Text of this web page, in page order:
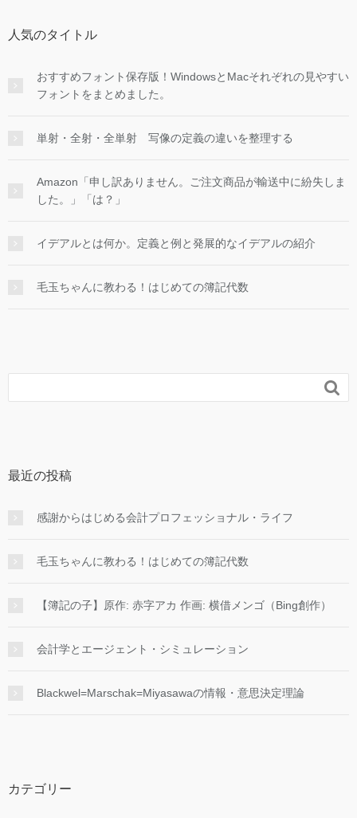
人気のタイトル
おすすめフォント保存版！WindowsとMacそれぞれの見やすい
フォントをまとめました。
単射・全射・全単射 写像の定義の違いを整理する
Amazon「申し訳ありません。ご注文商品が輸送中に紛失しま
した。」「は？」
イデアルとは何か。定義と例と発展的なイデアルの紹介
毛玉ちゃんに教わる！はじめての簿記代数

最近の投稿
感謝からはじめる会計プロフェッショナル・ライフ
毛玉ちゃんに教わる！はじめての簿記代数
【簿記の子】原作: 赤字アカ 作画: 横借メンゴ（Bing創作）
会計学とエージェント・シミュレーション
Blackwel=Marschak=Miyasawaの情報・意思決定理論
カテゴリー